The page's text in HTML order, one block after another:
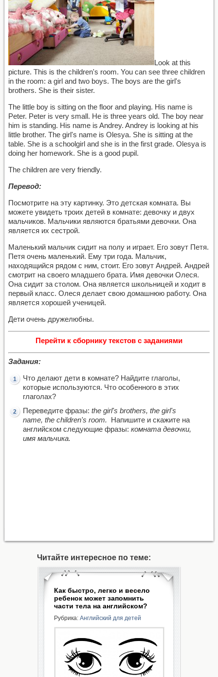
Look at this
picture. This is the children's room. You can see three children
in the room: a girl and two boys. The boys are the girl's
brothers. She is their sister.
The little boy is sitting on the floor and playing. His name is
Peter. Peter is very small. He is three years old. The boy near
him is standing. His name is Andrey. Andrey is looking at his
little brother. The girl's name is Olesya. She is sitting at the
table. She is a schoolgirl and she is in the first grade. Olesya is
doing her homework. She is a good pupil.
The children are very friendly.
Перевод:
Посмотрите на эту картинку. Это детская комната. Вы
можете увидеть троих детей в комнате: девочку и двух
мальчиков. Мальчики являются братьями девочки. Она
является их сестрой.
Маленький мальчик сидит на полу и играет. Его зовут Петя.
Петя очень маленький. Ему три года. Мальчик,
находящийся рядом с ним, стоит. Его зовут Андрей. Андрей
смотрит на своего младшего брата. Имя девочки Олеся.
Она сидит за столом. Она является школьницей и ходит в
первый класс. Олеся делает свою домашнюю работу. Она
является хорошей ученицей.
Дети очень дружелюбны.
Перейти к сборнику текстов с заданиями
Задания:
Что делают дети в комнате? Найдите глаголы,
которые используются. Что особенного в этих
глаголах?
Переведите фразы: the girl's brothers, the girl's
name, the children's room. Напишите и скажите на
английском следующие фразы: комната девочки,
имя мальчика.
Читайте интересное по теме:
Как быстро, легко и весело
ребенок может запомнить
части тела на английском?
Рубрика: Английский для детей